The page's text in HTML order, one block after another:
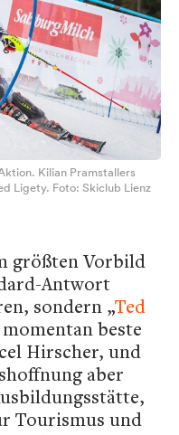
Kilian Pramstallers
Ligety. Foto: Skiclub Lienz
größten Vorbild
Antwort
sondern „Ted
beste
Hirscher, und
aber
Tourismus und